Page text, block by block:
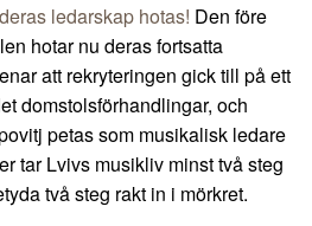
ledarskap hotas! Den före
hotar nu deras fortsatta
att rekryteringen gick till på ett
domstolsförhandlingar, och
petas som musikalisk ledare
tar Lvivs musikliv minst två steg
två steg rakt in i mörkret.